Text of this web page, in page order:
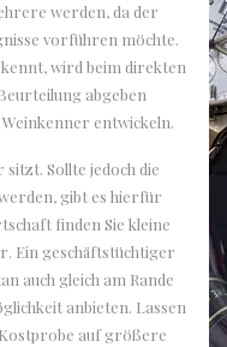
werden, da der
vorführen möchte.
wird beim direkten
abgeben
entwickeln.
Sollte jedoch die
gibt es hierfür
finden Sie kleine
Ein geschäftstüchtiger
auch gleich am Rande
anbieten. Lassen
auf größere